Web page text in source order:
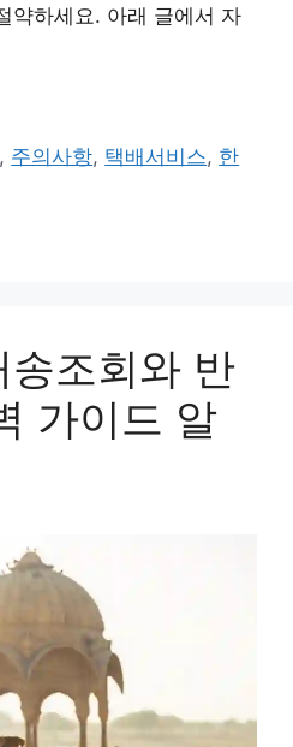
약하세요. 아래 글에서 자
, 주의사항, 택배서비스, 한
송조회와 반
가이드 알